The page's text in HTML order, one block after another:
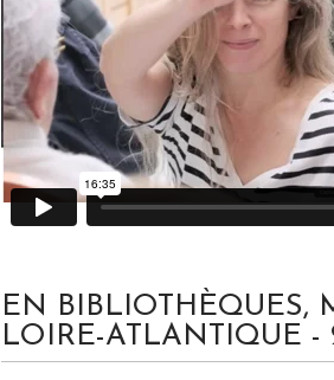
EN BIBLIOTHÈQUES,
LOIRE-ATLANTIQUE -